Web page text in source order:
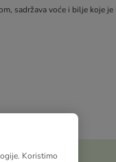
sadržava voće i bilje koje
Koristimo